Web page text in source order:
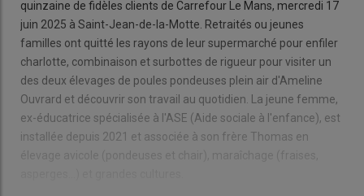
quinzaine de fidèles clients de Carrefour Le Mans, mercredi 17
juin 2025 à Saint-Jean-de-la-Motte. Retraités ou jeunes
familles ont quitté les rayons de leur supermarché pour enfiler
charlotte, combinaison et surbottes de rigueur pour visiter un
des deux élevages de poules pondeuses plein air d'Ameline
Ouvrard et découvrir son travail au quotidien. La jeune femme,
ex-éducatrice spécialisée à l'ASE (Aide sociale à l'enfance), est
installée depuis 2021 et associée à son frère Thomas en